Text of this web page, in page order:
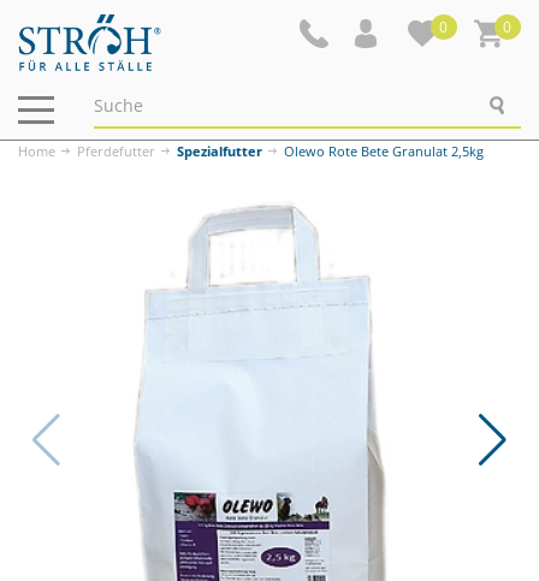
0 0
Navigation
ein-/ausblenden
Home Pferdefutter Spezialfutter Olewo Rote Bete Granulat 2,5kg